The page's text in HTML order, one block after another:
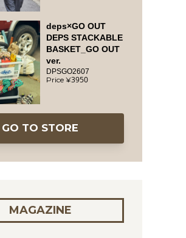
deps×GO OUT
DEPS STACKABLE
BASKET_GO OUT
ver.
DPSGO2607
3950
GO TO STORE
MAGAZINE